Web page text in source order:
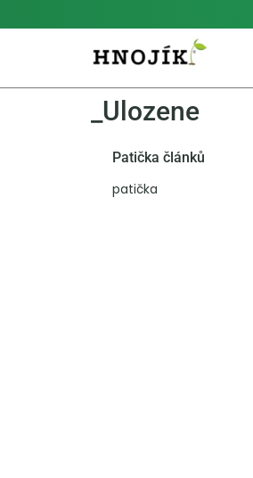
_Ulozene
Patička článků
patička